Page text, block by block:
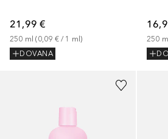
21,99 €
250 ml (0,09 € / 1 ml)
DOVANA
250